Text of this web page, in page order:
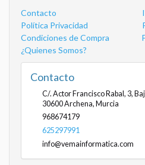
Contacto
Política Privacidad
Condiciones de Compra
¿Quienes Somos?
Contacto
C/. Actor Francisco Rabal, 3,
30600Archena, Murcia
968674179
625297991
info@vemainformatica.com